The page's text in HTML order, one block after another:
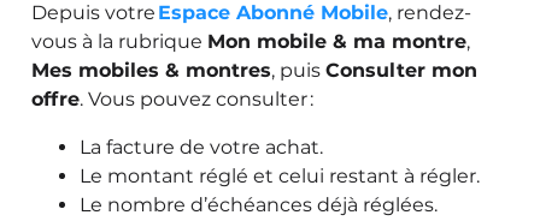
Depuis votre Espace Abonné Mobile, rendez-
vous à la rubrique Mon mobile & ma montre,
Mes mobiles & montres, puisConsulter mon
offre. Vous pouvez consulter :
La facture de votre achat.
Le montant réglé et celui restant à régler.
Le nombre d’échéances déjà réglées.